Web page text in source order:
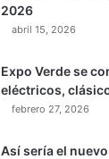
2026
abril 15, 2026
Expo Verde se
eléctricos,
febrero 27, 2026
Así sería el